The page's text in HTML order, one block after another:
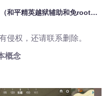
和平精英|和平精英越狱辅助免root（和平精英越狱辅助和免root辅助的主要区别是什么？）
侵权，还请联系删除。
概念